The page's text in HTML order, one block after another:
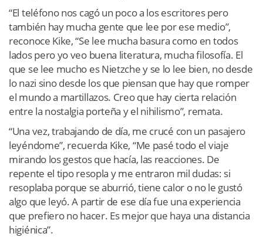
“El teléfono nos cagó un poco a los escritores pero
también hay mucha gente que lee por ese medio”,
reconoce Kike, “Se lee mucha basura como en todos
lados pero yo veo buena literatura, mucha filosofía. El
que se lee mucho es Nietzche y se lo lee bien, no desde
lo nazi sino desde los que piensan que hay que romper
el mundo a martillazos. Creo que hay cierta relación
entre la nostalgia porteña y el nihilismo”, remata.
“Una vez, trabajando de día, me crucé con un pasajero
leyéndome”, recuerda Kike, “Me pasé todo el viaje
mirando los gestos que hacía, las reacciones. De
repente el tipo resopla y me entraron mil dudas: si
resoplaba porque se aburrió, tiene calor o no le gustó
algo que leyó. A partir de ese día fue una experiencia
que prefiero no hacer. Es mejor que haya una distancia
higiénica”.